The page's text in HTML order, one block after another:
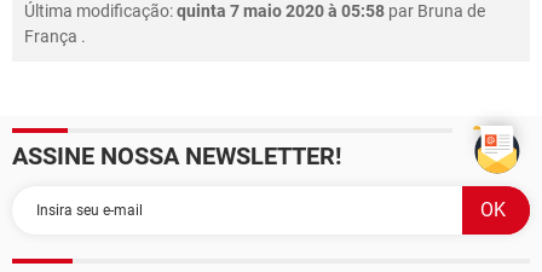
Última modificação:quinta 7 maio 2020 à 05:58 par Bruna de
França .
ASSINE NOSSA NEWSLETTER!